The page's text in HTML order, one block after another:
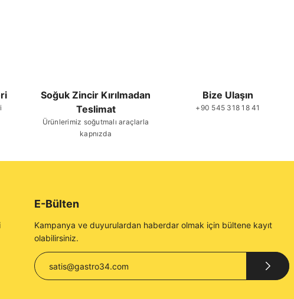
Soğuk Zincir Kırılmadan
Teslimat
Ürünlerimiz soğutmalı araçlarla
kapnızda
Bize Ulaşın
+90 545 318 18 41
E-Bülten
Kampanya ve duyurulardan haberdar olmak için bültene kayıt
olabilirsiniz.